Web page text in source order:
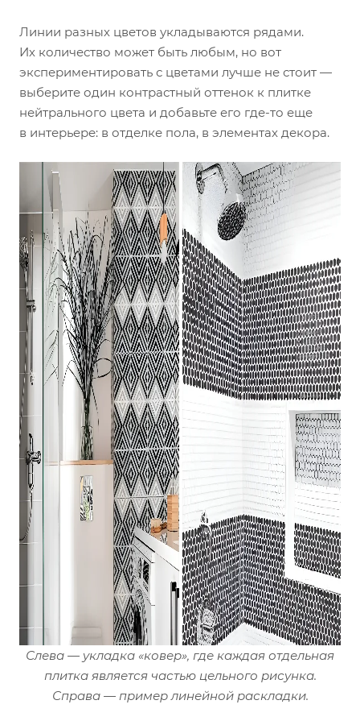
Линии разных цветов укладываются рядами.
Их количество может быть любым, но вот
экспериментировать с цветами лучше не стоит —
выберите один контрастный оттенок к плитке
нейтрального цвета и добавьте его где-то еще
в интерьере: в отделке пола, в элементах декора.
Слева — укладка «ковер», где каждая отдельная
плитка является частью цельного рисунка.
Справа — пример линейной раскладки.